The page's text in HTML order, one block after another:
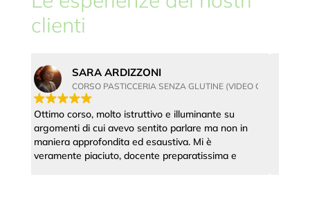
clienti
CONFERENZA)
MARGHERITA RUSSO
CORSO DI CAKE DESIGN (VIDEO CONFERENZA)
Corso veramente ottimo, facile da apprendere,
docente molto disponibile spiegazioni ottime,
subito da applicare nella pratica, soddisfatta.